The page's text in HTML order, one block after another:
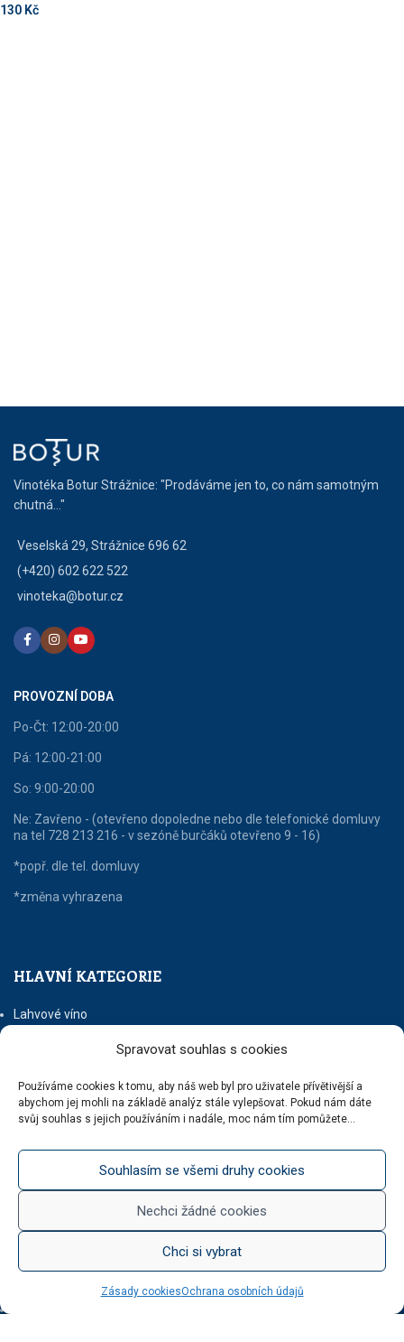
Spravovat souhlas s cookies
Používáme cookies k tomu, aby náš web byl pro uživatele přívětivější a
abychom jej mohli na základě analýz stále vylepšovat. Pokud nám dáte
svůj souhlas s jejich používáním i nadále, moc nám tím pomůžete...
Souhlasím se všemi druhy cookies
Nechci žádné cookies
Chci si vybrat
Zásady cookiesOchrana osobních údajů
130 Kč
Vinotéka Botur Strážnice: "Prodáváme jen to, co nám samotným
chutná..."
Veselská 29, Strážnice 696 62
(+420) 602 622 522
vinoteka@botur.cz
PROVOZNÍ DOBA
Po-Čt: 12:00-20:00
Pá: 12:00-21:00
So: 9:00-20:00
Ne: Zavřeno - (otevřeno dopoledne nebo dle telefonické domluvy
na tel 728 213 216 - v sezóně burčáků otevřeno 9 - 16)
*popř. dle tel. domluvy
*změna vyhrazena
HLAVNÍ KATEGORIE
Lahvové víno
Med od Boturů
Dárkové balení
KATEGORIE BLOGU
Vinotéka Botur
Radkův sad